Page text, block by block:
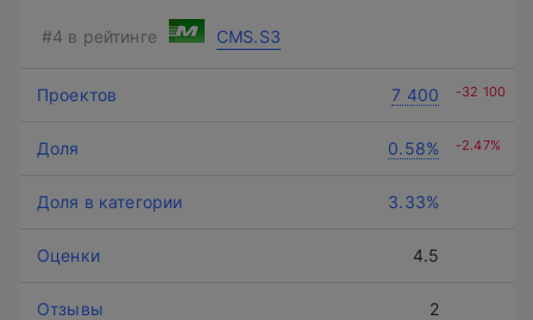
CMS.S3
7 400 -32 100
0.58% -2.47%
3.33%
4.5
2